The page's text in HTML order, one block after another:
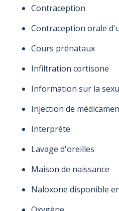
Contraception
Contraception orale
Cours prénataux
Infiltration cortisone
Information sur la
Injection de
Interprète
Lavage d'oreilles
Maison de naissance
Naloxone disponible